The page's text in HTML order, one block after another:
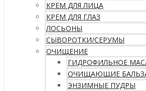
КРЕМ ДЛЯ ЛИЦА
КРЕМ ДЛЯ ГЛАЗ
ЛОСЬОНЫ
СЫВОРОТКИ/СЕРУМЫ
ОЧИЩЕНИЕ
ГИДРОФИЛЬНОЕ
ОЧИЩАЮЩИЕ
ЭНЗИМНЫЕ ПУДРЫ